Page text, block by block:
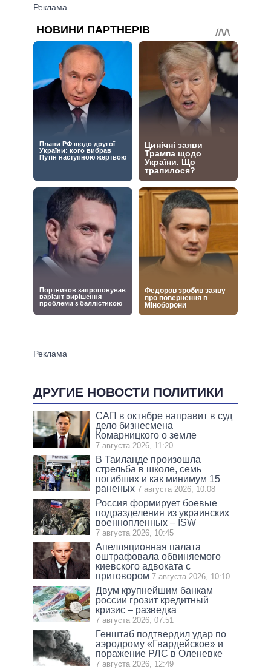
ДРУГИЕ НОВОСТИ ПОЛИТИКИ
САП в октябре направит в суд
дело бизнесмена
Комарницкого о земле
7 августа 2026, 11:20
В Таиланде произошла
стрельба в школе, семь
погибших и как минимум 15
раненых 7 августа 2026, 10:08
Россия формирует боевые
подразделения из украинских
военнопленных – ISW
7 августа 2026, 10:45
Апелляционная палата
оштрафовала обвиняемого
киевского адвоката с
приговором 7 августа 2026, 10:10
Двум крупнейшим банкам
россии грозит кредитный
кризис – разведка
7 августа 2026, 07:51
Генштаб подтвердил удар по
аэродрому «Гвардейское» и
поражение РЛС в Оленевке
7 августа 2026, 12:49